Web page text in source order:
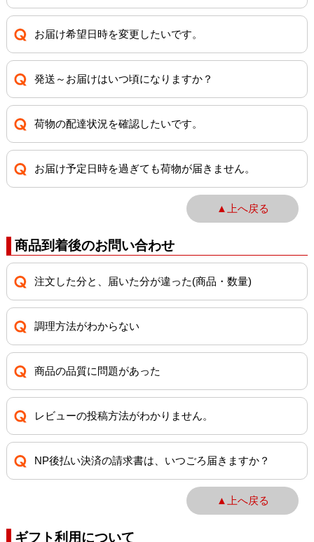
お届け希望日時を変更したいです。
発送～お届けはいつ頃になりますか？
荷物の配達状況を確認したいです。
お届け予定日時を過ぎても荷物が届きません。
▲上へ戻る
商品到着後のお問い合わせ
注文した分と、届いた分が違った(商品・数量)
調理方法がわからない
商品の品質に問題があった
レビューの投稿方法がわかりません。
NP後払い決済の請求書は、いつごろ届きますか？
▲上へ戻る
ギフト利用について